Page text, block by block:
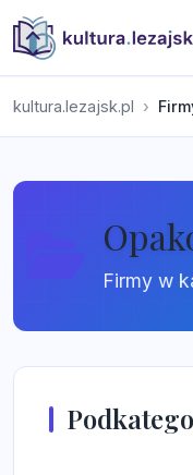
kultura.lezajsk.pl
Firmy w